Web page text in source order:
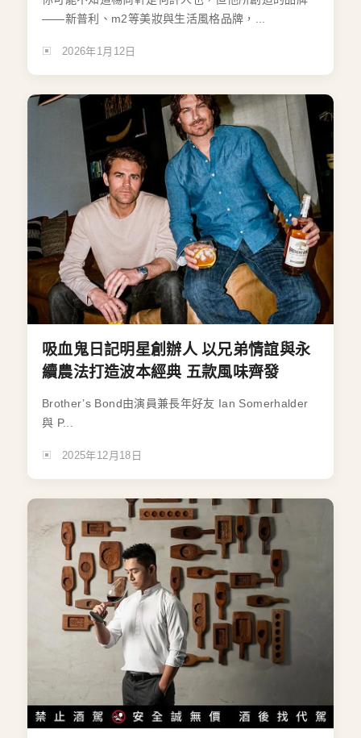
——新普利、m2等美妝與生活風格品牌，...
2026年1月12日
吸血鬼日記明星創辦人 以兄弟情誼與永
續農法打造波本經典 五款風味齊發
Brother’s Bond由演員兼長年好友 Ian Somerhalder
與 P...
2025年12月18日